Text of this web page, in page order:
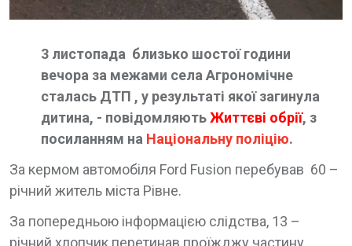
3 листопада близько шостої години
вечора за межами села Агрономічне
сталась ДТП , у результаті якої загинула
дитина, - повідомляютьЖиттєві обрії, з
посиланням на Національну поліцію.
За кермом автомобіля Ford Fusion перебував 60 –
річний житель міста Рівне.
За попередньою інформацією слідства, 13 –
річний хлопчик перетинав проїжджу частину